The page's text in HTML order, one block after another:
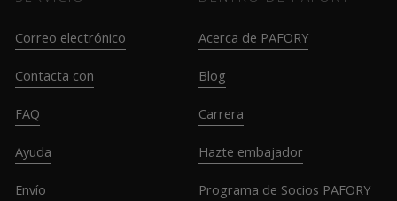
Correo electrónico
Contacta con
FAQ
Ayuda
Envío
Acerca de PAFORY
Blog
Carrera
Hazte embajador
Programa de Socios PAFORY